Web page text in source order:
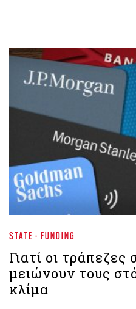
STATE - FUNDING
Γιατί οι τράπεζες
μειώνουν τους
κλίμα